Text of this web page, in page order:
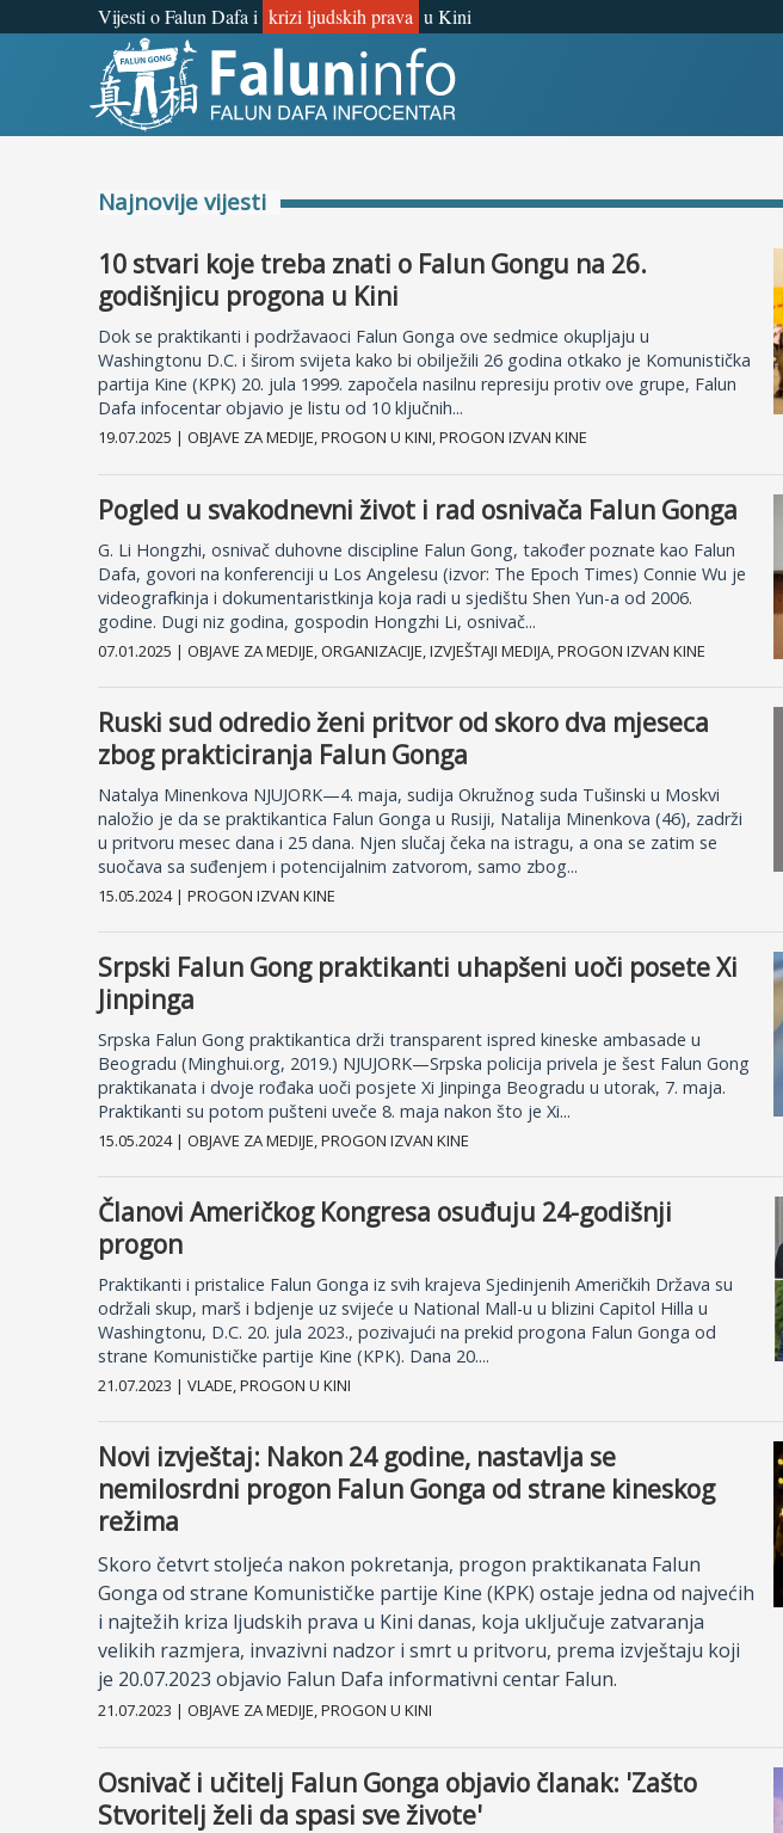
Vijesti o Falun Dafa i krizi ljudskih prava u Kini
Šta je Falun Gong?
Lična iskustva
Najnovije vijesti
Newsletter
Najnovije vijesti
10 stvari koje treba znati o Falun Gongu na 26.
godišnjicu progona u Kini
Dok se praktikanti i podržavaoci Falun Gonga ove sedmice okupljaju u
Washingtonu D.C. i širom svijeta kako bi obilježili 26 godina otkako je Komunistička
partija Kine (KPK) 20. jula 1999. započela nasilnu represiju protiv ove grupe, Falun
Dafa infocentar objavio je listu od 10 ključnih...
19.07.2025 | OBJAVE ZA MEDIJE, PROGON U KINI, PROGON IZVAN KINE
Pogled u svakodnevni život i rad osnivača Falun Gonga
G. Li Hongzhi, osnivač duhovne discipline Falun Gong, također poznate kao Falun
Dafa, govori na konferenciji u Los Angelesu (izvor: The Epoch Times) Connie Wu je
videografkinja i dokumentaristkinja koja radi u sjedištu Shen Yun-a od 2006.
godine. Dugi niz godina, gospodin Hongzhi Li, osnivač...
07.01.2025 | OBJAVE ZA MEDIJE, ORGANIZACIJE, IZVJEŠTAJI MEDIJA, PROGON IZVAN KINE
Ruski sud odredio ženi pritvor od skoro dva mjeseca
zbog prakticiranja Falun Gonga
Natalya Minenkova NJUJORK—4. maja, sudija Okružnog suda Tušinski u Moskvi
naložio je da se praktikantica Falun Gonga u Rusiji, Natalija Minenkova (46), zadrži
u pritvoru mesec dana i 25 dana. Njen slučaj čeka na istragu, a ona se zatim se
suočava sa suđenjem i potencijalnim zatvorom, samo zbog...
15.05.2024 | PROGON IZVAN KINE
Srpski Falun Gong praktikanti uhapšeni uoči posete Xi
Jinpinga
Srpska Falun Gong praktikantica drži transparent ispred kineske ambasade u
Beogradu (Minghui.org, 2019.) NJUJORK—Srpska policija privela je šest Falun Gong
praktikanata i dvoje rođaka uoči posjete Xi Jinpinga Beogradu u utorak, 7. maja.
Praktikanti su potom pušteni uveče 8. maja nakon što je Xi...
15.05.2024 | OBJAVE ZA MEDIJE, PROGON IZVAN KINE
Članovi Američkog Kongresa osuđuju 24-godišnji
progon
Praktikanti i pristalice Falun Gonga iz svih krajeva Sjedinjenih Američkih Država su
održali skup, marš i bdjenje uz svijeće u National Mall-u u blizini Capitol Hilla u
Washingtonu, D.C. 20. jula 2023., pozivajući na prekid progona Falun Gonga od
strane Komunističke partije Kine (KPK). Dana 20....
21.07.2023 | VLADE, PROGON U KINI
Novi izvještaj: Nakon 24 godine, nastavlja se
nemilosrdni progon Falun Gonga od strane kineskog
režima
Skoro četvrt stoljeća nakon pokretanja, progon praktikanata Falun
Gonga od strane Komunističke partije Kine (KPK) ostaje jedna od najvećih
i najtežih kriza ljudskih prava u Kini danas, koja uključuje zatvaranja
velikih razmjera, invazivni nadzor i smrt u pritvoru, prema izvještaju koji
je 20.07.2023 objavio Falun Dafa informativni centar Falun.
21.07.2023 | OBJAVE ZA MEDIJE, PROGON U KINI
Osnivač i učitelj Falun Gonga objavio članak: 'Zašto
Stvoritelj želi da spasi sve živote'